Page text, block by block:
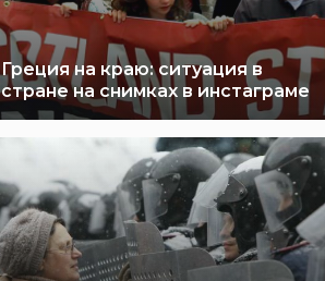
Греция на краю: ситуация в
стране на снимках в инстаграме